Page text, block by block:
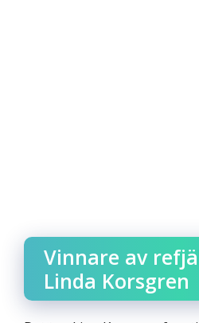
Vinnare av
Linda Korsgren